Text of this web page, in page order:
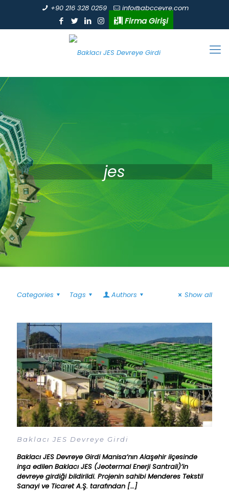
+90 216 328 0259 info@abccevre.com
Firma Girişi
jes
Categories Tags Authors Show all
Baklacı JES Devreye Girdi
Baklacı JES Devreye Girdi Manisa’nın Alaşehir ilçesinde
inşa edilen Baklacı JES (Jeotermal Enerji Santrali)’in
devreye girdiği bildirildi. Projenin sahibi Menderes Tekstil
Sanayi ve Ticaret A.Ş. tarafından […]